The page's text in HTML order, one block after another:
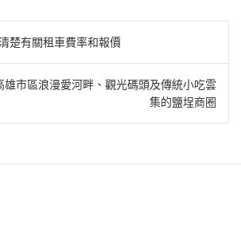
楚有關租車費率和報價
市區浪漫愛河畔、觀光碼頭及傳統小吃雲
集的鹽埕商圈